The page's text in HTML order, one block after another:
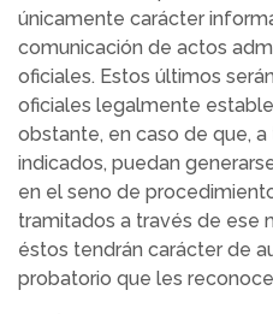
únicamente carácter
comunicación de actos
oficiales. Estos últimos
oficiales legalmente
obstante, en caso de que,
indicados, puedan
en el seno de
tramitados a través de ese
éstos tendrán carácter de
probatorio que les